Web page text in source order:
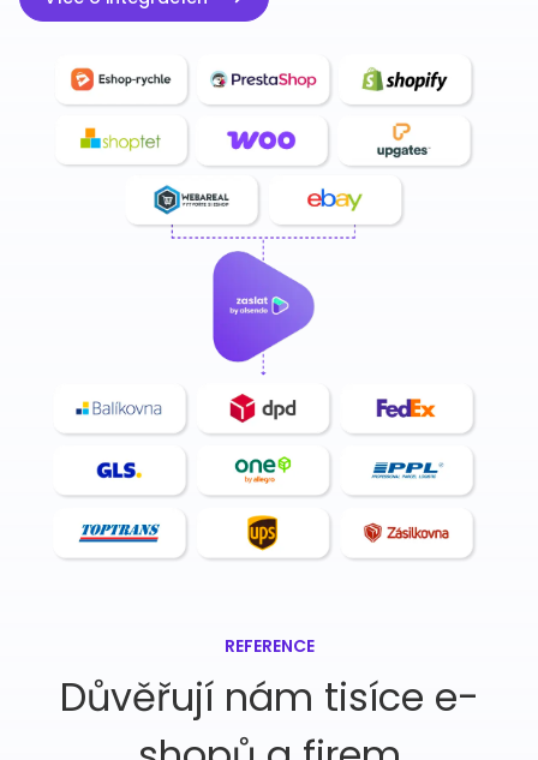
REFERENCE
Důvěřují nám tisíce e-